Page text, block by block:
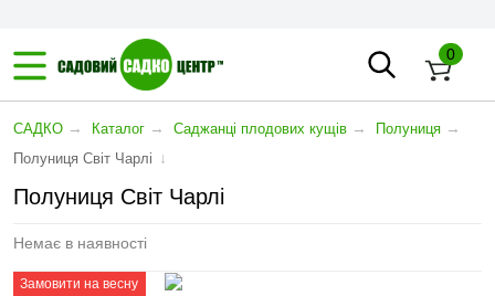
0
САДКО → Каталог → Саджанці плодових кущів → Полуниця →
Полуниця Світ Чарлі ↓
Полуниця Світ Чарлі
Немає в наявності
Замовити на весну